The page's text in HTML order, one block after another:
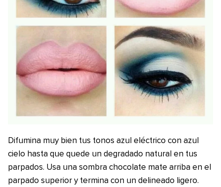
Difumina muy bien tus tonos azul eléctrico con azul
cielo hasta que quede un degradado natural en tus
parpados. Usa una sombra chocolate mate arriba en el
parpado superior y termina con un delineado ligero.